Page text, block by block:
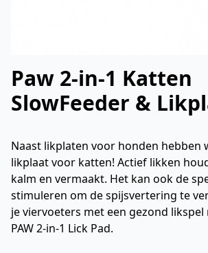
Paw 2-in-1 Katten
SlowFeeder &
Naast likplaten voor honden hebben
likplaat voor katten! Actief likken
kalm en vermaakt. Het kan ook de
stimuleren om de spijsvertering te
je viervoeters met een gezond
PAW 2-in-1 Lick Pad.